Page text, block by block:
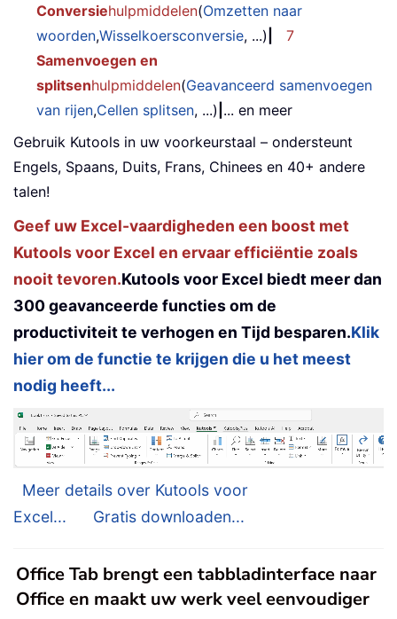
Conversiehulpmiddelen(Omzetten naar
woorden,Wisselkoersconversie, ...)
7
Samenvoegen en
splitsenhulpmiddelen(Geavanceerd samenvoegen
van rijen,Cellen splitsen, ...) ... en meer
Gebruik Kutools in uw voorkeurstaal – ondersteunt
Engels, Spaans, Duits, Frans, Chinees en 40+ andere
talen!
Geef uw Excel-vaardigheden een boost met
Kutools voor Excel en ervaar efficiëntie zoals
nooit tevoren.Kutools voor Excel biedt meer dan
300 geavanceerde functies om de
productiviteit te verhogen en Tijd besparen.Klik
hier om de functie te krijgen die u het meest
nodig heeft...
Meer details over Kutools voor
Excel...
Gratis downloaden...
Office Tab brengt een tabbladinterface naar
Office en maakt uw werk veel eenvoudiger